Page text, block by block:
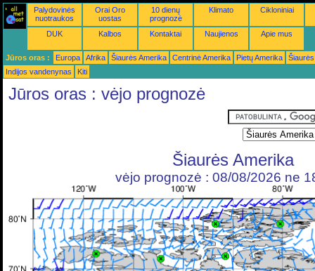
Palydovinės
nuotraukos
Orai Oro
uostas
10 dienų
prognozė
Klimato Cikloniniai
DUK Kalbos Kontaktai Naujienos Apie mus
Jūros oras : Europa Afrika Šiaurės Amerika Centrinė Amerika Pietų Amerika
Indijos vandenynas
Kiti
Jūros oras : vėjo prognozė
Šiaurės Amerika
vėjo prognozė : 08/08/2026 ne